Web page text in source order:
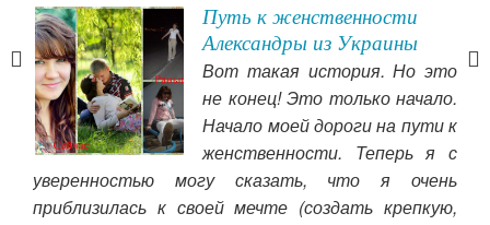
Путь к женственности
Александры из Украины
Вот такая история. Но это
не конец! Это только начало.
Начало моей дороги на пути к
женственности. Теперь я с
уверенностью могу сказать, что я очень
приблизилась к своей мечте (создать крепкую,